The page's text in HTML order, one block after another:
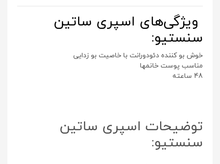
ویژگی‌های اسپری ساتین
سنستیو:
خوش بو کننده دئودورانت با خاصیت بو زدایی
مناسب پوست خانمها
48 ساعته
توضیحات اسپری ساتین
سنستیو: